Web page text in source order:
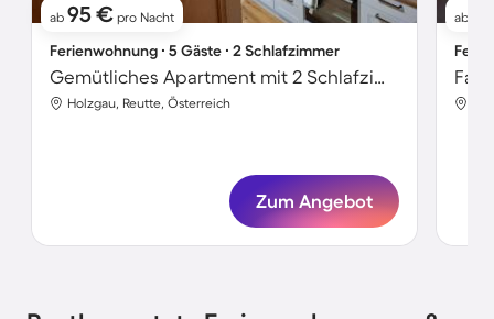
ab 95 € pro Nacht
Ferienwohnung ∙ 5 Gäste ∙ 2 Schlafzimmer
Gemütliches Apartment mit 2 Schlafzimmern für 5 Personen
Holzgau, Reutte, Österreich
Zum Angebot
ab